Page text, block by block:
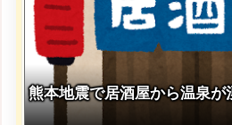
熊本地震で居酒屋から温泉